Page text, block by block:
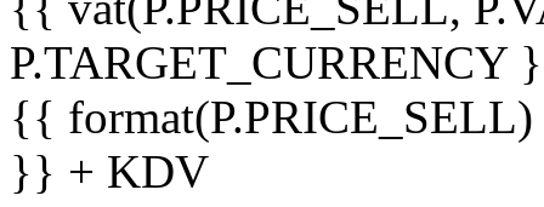
P.TARGET_CURRENCY
{{
}} + KDV